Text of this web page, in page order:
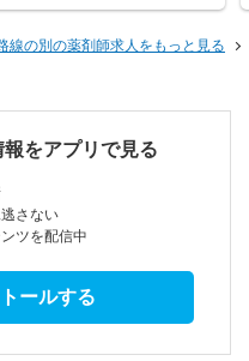
線の別の薬剤師求人をもっと見る
をアプリで見る
さない
ツを配信中
ールする